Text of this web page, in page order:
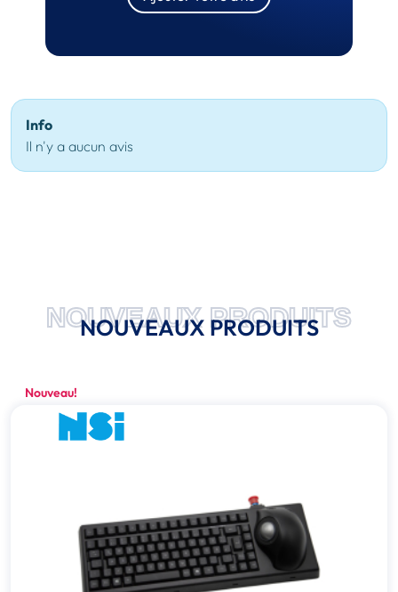
Info
Il n'y a aucun avis
NOUVEAUX PRODUITS
NOUVEAUX PRODUITS
Nouveau!